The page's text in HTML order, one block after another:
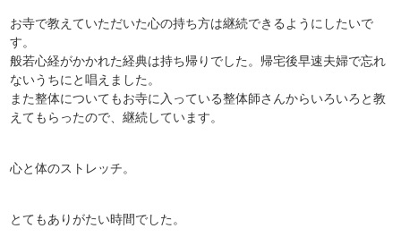
お寺で教えていただいた心の持ち方は継続できるようにしたいで
す。
般若心経がかかれた経典は持ち帰りでした。帰宅後早速夫婦で忘れ
ないうちにと唱えました。
また整体についてもお寺に入っている整体師さんからいろいろと教
えてもらったので、継続しています。
心と体のストレッチ。
とてもありがたい時間でした。